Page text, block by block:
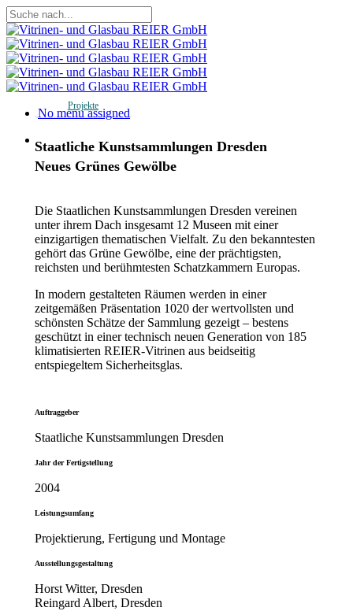
Skip
to
main
content
Close
Search
Menu
No menu assigned
Menu
Projekte
Staatliche Kunstsammlungen Dresden
Neues Grünes Gewölbe
Die Staatlichen Kunstsammlungen Dresden vereinen
unter ihrem Dach insgesamt 12 Museen mit einer
einzigartigen thematischen Vielfalt. Zu den bekanntesten
gehört das Grüne Gewölbe, eine der prächtigsten,
reichsten und berühmtesten Schatzkammern Europas.
In modern gestalteten Räumen werden in einer
zeitgemäßen Präsentation 1020 der wertvollsten und
schönsten Schätze der Sammlung gezeigt – bestens
geschützt in einer technisch neuen Generation von 185
klimatisierten REIER-Vitrinen aus beidseitig
entspiegeltem Sicherheitsglas.
Auftraggeber
Staatliche Kunstsammlungen Dresden
Jahr der Fertigstellung
2004
Leistungsumfang
Projektierung, Fertigung und Montage
Ausstellungsgestaltung
Horst Witter, Dresden
Reingard Albert, Dresden